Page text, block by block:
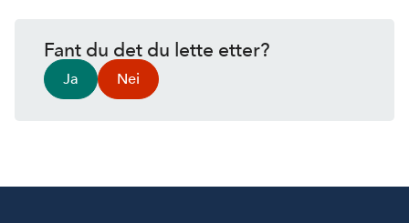
Fant du det du lette etter?
Ja Nei